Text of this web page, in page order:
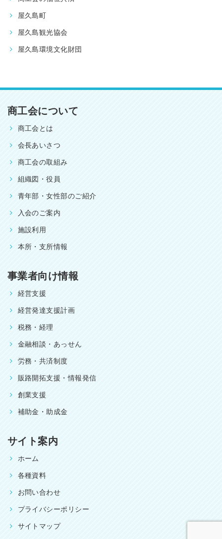
屋久島町
屋久島観光協会
屋久島環境文化財団
商工会について
商工会とは
会長あいさつ
商工会の取組み
組織図・役員
青年部・女性部のご紹介
入会のご案内
施設利用
本所・支所情報
事業者向け情報
経営支援
経営発達支援計画
税務・経理
金融相談・あっせん
労務・共済制度
販路開拓支援・情報発信
創業支援
補助金・助成金
サイト案内
ホーム
各種資料
お問い合わせ
プライバシーポリシー
サイトマップ